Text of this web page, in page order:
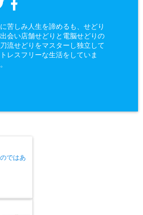
苦しみ人生を諦めるも、せどり
会い店舗せどりと電脳せどりの
流せどりをマスターし独立して
レスフリーな生活をしていま
ではあ